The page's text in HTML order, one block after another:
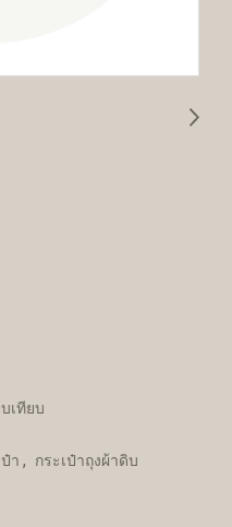
เทียบ
า , กระเป๋าถุงผ้าดิบ